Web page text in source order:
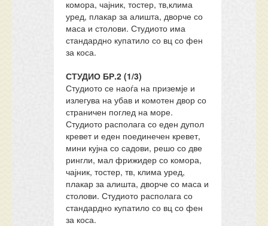
комора, чајник, тостер, тв,клима
уред, плакар за алишта, дворче со
маса и столови. Студиото има
стандардно купатило со вц со фен
за коса.
СТУДИО БР.2 (1/3)
Студиото се наоѓа на приземје и
излегува на убав и комотен двор со
страничен поглед на море.
Студиото располага со еден дупол
кревет и еден поединечен кревет,
мини кујна со садови, решо со две
рингли, мал фрижидер со комора,
чајник, тостер, тв, клима уред,
плакар за алишта, дворче со маса и
столови. Студиото располага со
стандардно купатило со вц со фен
за коса.